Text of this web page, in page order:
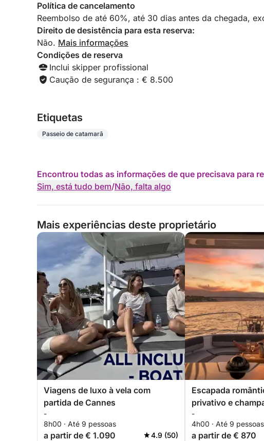
Política de cancelamento
Reembolso de até 60%, até 30 dias antes da chegada,
Direito de desistência para esta reserva:
Não. Mais informações
Condições de reserva
Inclui skipper profissional
Caução de segurança : € 8.500
Etiquetas
Passeio de catamarã
Encontrou todas as informações de que precisava para
Sim, está tudo bem/Não, falta algo
Mais experiências deste proprietário
Viagens de luxo à vela com
partida de Cannes
-
8h00 · Até 9 pessoas
a partir de € 1.090 4.9 (50)
Escapada
privativo e
-
4h00 · Até 9 pessoas
a partir de € 870